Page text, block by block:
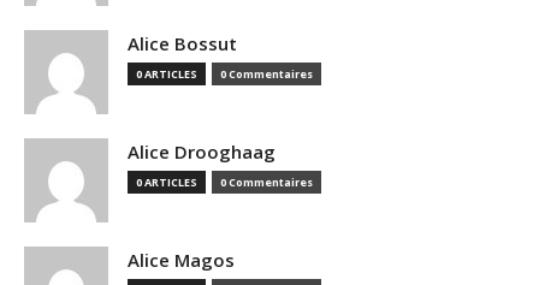
Alice Bossut
0 ARTICLES 0 Commentaires
Alice Drooghaag
0 ARTICLES 0 Commentaires
Alice Magos